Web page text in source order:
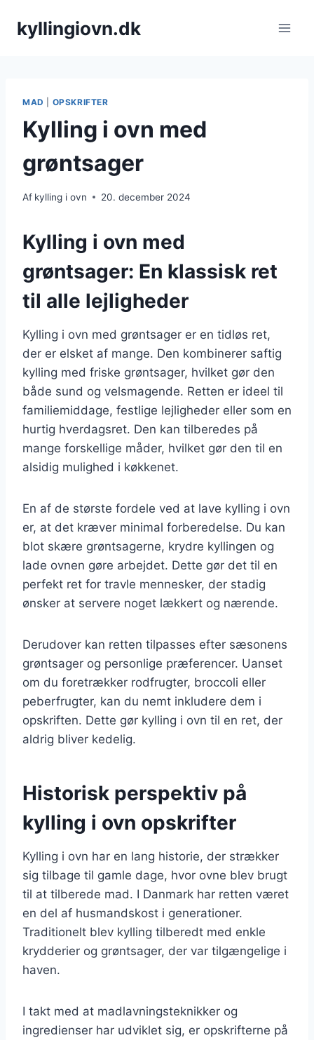
kyllingiovn.dk
MAD OPSKRIFTER
Kylling i ovn med
grøntsager
Af kylling i ovn 20. december 2024
Kylling i ovn med
grøntsager: En klassisk ret
til alle lejligheder
Kylling i ovn med grøntsager er en tidløs ret,
der er elsket af mange. Den kombinerer saftig
kylling med friske grøntsager, hvilket gør den
både sund og velsmagende. Retten er ideel til
familiemiddage, festlige lejligheder eller som en
hurtig hverdagsret. Den kan tilberedes på
mange forskellige måder, hvilket gør den til en
alsidig mulighed i køkkenet.
En af de største fordele ved at lave kylling i ovn
er, at det kræver minimal forberedelse. Du kan
blot skære grøntsagerne, krydre kyllingen og
lade ovnen gøre arbejdet. Dette gør det til en
perfekt ret for travle mennesker, der stadig
ønsker at servere noget lækkert og nærende.
Derudover kan retten tilpasses efter sæsonens
grøntsager og personlige præferencer. Uanset
om du foretrækker rodfrugter, broccoli eller
peberfrugter, kan du nemt inkludere dem i
opskriften. Dette gør kylling i ovn til en ret, der
aldrig bliver kedelig.
Historisk perspektiv på
kylling i ovn opskrifter
Kylling i ovn har en lang historie, der strækker
sig tilbage til gamle dage, hvor ovne blev brugt
til at tilberede mad. I Danmark har retten været
en del af husmandskost i generationer.
Traditionelt blev kylling tilberedt med enkle
krydderier og grøntsager, der var tilgængelige i
haven.
I takt med at madlavningsteknikker og
ingredienser har udviklet sig, er opskrifterne på